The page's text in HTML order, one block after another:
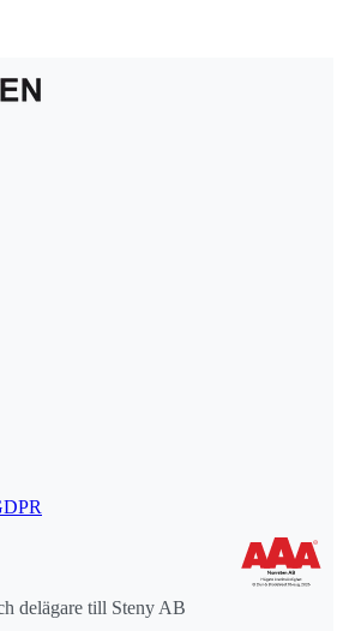
delägare till Steny AB